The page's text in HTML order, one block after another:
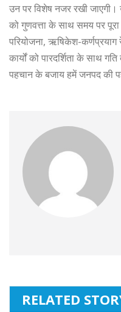
उन पर विशेष नजर रखी जाएगी।
को गुणवत्ता के साथ समय पर
परियोजना, ऋषिकेश-कर्णप्रयाग
कार्यों को पारदर्शिता के साथ
पहचान के बजाय हमें जनपद की
RELATED